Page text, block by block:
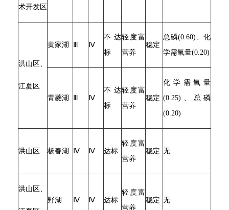
术开发区
洪山区、
江夏区
黄家湖 Ⅳ
不达
标
轻度富
营养
稳定
总磷(0.60)、化
学需氧量(0.20)
青菱湖 Ⅳ
不达
标
轻度富
营养
稳定
化学需氧量
(0.25)、总磷
(0.20)
洪山区 杨春湖 Ⅳ Ⅳ 达标
轻度富
营养
稳定 无
洪山区、
野湖 Ⅳ Ⅳ 达标
轻度富
营养
稳定 无